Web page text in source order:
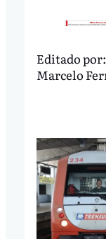
Editado por:
Marcelo